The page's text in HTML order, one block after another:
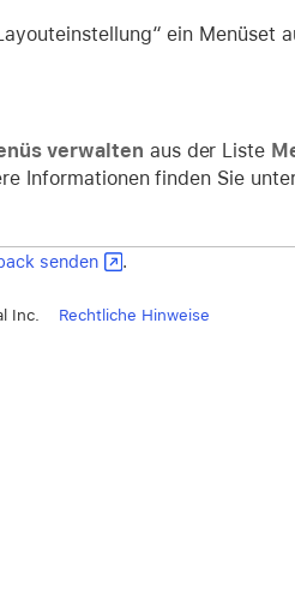
ein Menüset
verwalten aus der Liste
Informationen finden Sie
senden .
Inc. Rechtliche Hinweise